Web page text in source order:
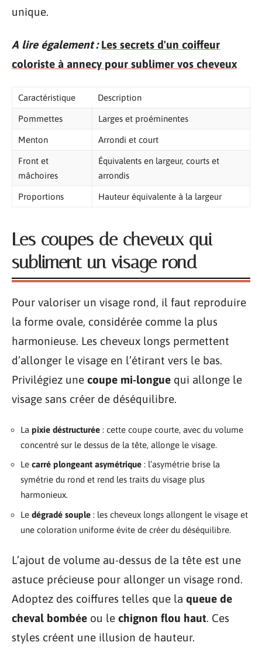
unique.
A lire également : Les secrets d'un coiffeur
coloriste à annecy pour sublimer vos cheveux
Caractéristique Description
Pommettes Larges et proéminentes
Menton Arrondi et court
Front et
mâchoires
Équivalents en largeur, courts et
arrondis
Proportions Hauteur équivalente à la largeur
Les coupes de cheveux qui
subliment un visage rond
Pour valoriser un visage rond, il faut reproduire
la forme ovale, considérée comme la plus
harmonieuse. Les cheveux longs permettent
d’allonger le visage en l’étirant vers le bas.
Privilégiez une coupe mi-longue qui allonge le
visage sans créer de déséquilibre.
La pixie déstructurée : cette coupe courte, avec du volume
concentré sur le dessus de la tête, allonge le visage.
Le carré plongeant asymétrique : l’asymétrie brise la
symétrie du rond et rend les traits du visage plus
harmonieux.
Le dégradé souple : les cheveux longs allongent le visage et
une coloration uniforme évite de créer du déséquilibre.
L’ajout de volume au-dessus de la tête est une
astuce précieuse pour allonger un visage rond.
Adoptez des coiffures telles que la queue de
cheval bombée ou le chignon flou haut. Ces
styles créent une illusion de hauteur.